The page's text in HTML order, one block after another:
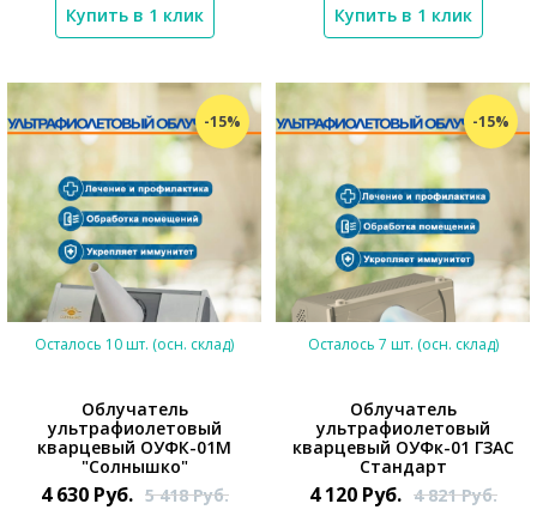
Купить в 1 клик Купить в 1 клик
-15%
Осталось 10 шт. (осн. склад)
Облучатель
ультрафиолетовый
кварцевый ОУФК-01М
"Солнышко"
4 630 Руб. 5 418Руб.
-15%
Осталось 7 шт. (осн. склад)
Облучатель
ультрафиолетовый
кварцевый ОУФк-01 ГЗАС
Стандарт
4 120 Руб. 4 821Руб.